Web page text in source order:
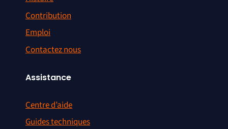
Contribution
Emploi
Contactez nous
Assistance
Centre d’aide
Guides techniques